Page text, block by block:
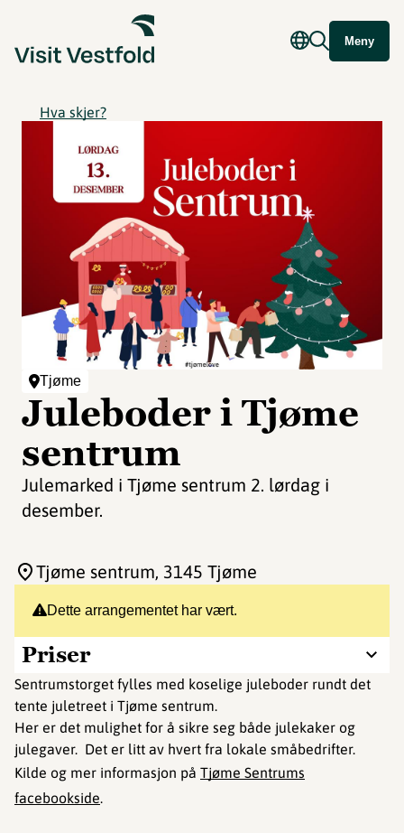
Meny
Hva skjer?
Tjøme
Juleboder i Tjøme
sentrum
Julemarked i Tjøme sentrum 2. lørdag i
desember.
Dette arrangementet har vært.
Priser
Sentrumstorget fylles med koselige juleboder rundt det
tente juletreet i Tjøme sentrum.
Her er det mulighet for å sikre seg både julekaker og
julegaver. Det er litt av hvert fra lokale småbedrifter.
Kilde og mer informasjon på Tjøme Sentrums
facebookside.
Tjøme sentrum, 3145 Tjøme